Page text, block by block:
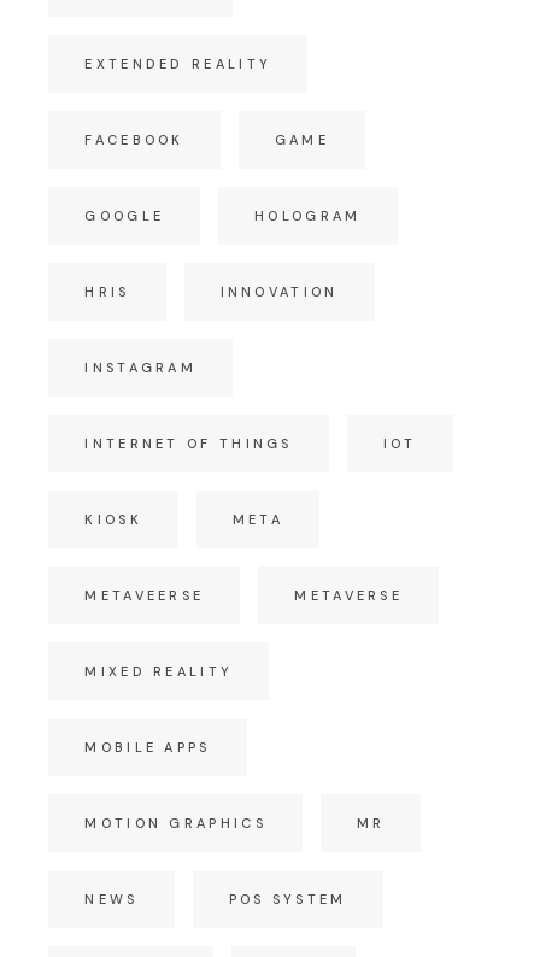
EXTENDED REALITY
FACEBOOK GAME
GOOGLE HOLOGRAM
HRIS INNOVATION
INSTAGRAM
INTERNET OF THINGS IOT
KIOSK META
METAVEERSE METAVERSE
MIXED REALITY
MOBILE APPS
MOTION GRAPHICS MR
NEWS POS SYSTEM